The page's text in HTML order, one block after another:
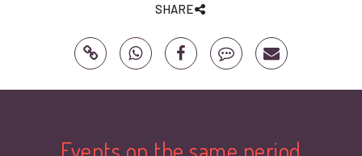
SHARE